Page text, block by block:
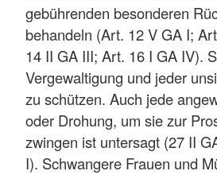
gebührenden besonderen
behandeln (Art. 12 V GA I;
14 II GA III; Art. 16 I GA IV).
Vergewaltigung und jeder
zu schützen. Auch jede
oder Drohung, um sie zur
zwingen ist untersagt (27 II
I). Schwangere Frauen und